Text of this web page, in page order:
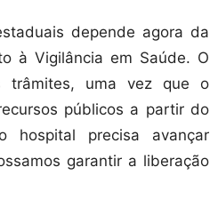
depende agora da
à Vigilância em Saúde. O
trâmites, uma vez que o
públicos a partir do
hospital precisa avançar
garantir a liberação